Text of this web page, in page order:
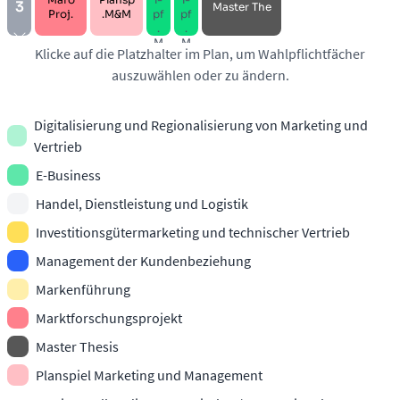
M
­tr
a
n
t
3
Proj.
.M&M
pf
.
M
.
pf
.
M
.
Mas­ter The
Klicke auf die Platzhalter im Plan, um Wahlpflichtfächer
auszuwählen oder zu ändern.
Digitalisierung und Regionalisierung von Marketing und
Vertrieb
E-Business
Handel, Dienstleistung und Logistik
Investitionsgütermarketing und technischer Vertrieb
Management der Kundenbeziehung
Markenführung
Marktforschungsprojekt
Master Thesis
Planspiel Marketing und Management